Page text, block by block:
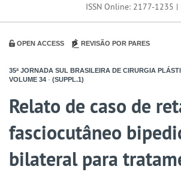
ISSN Online: 2177-1235
OPEN ACCESS REVISÃO POR PARES
35ª JORNADA SUL BRASILEIRA DE CIRURGIA
VOLUME 34 - (SUPPL.1)
Relato de caso de
fasciocutâneo
bilateral para